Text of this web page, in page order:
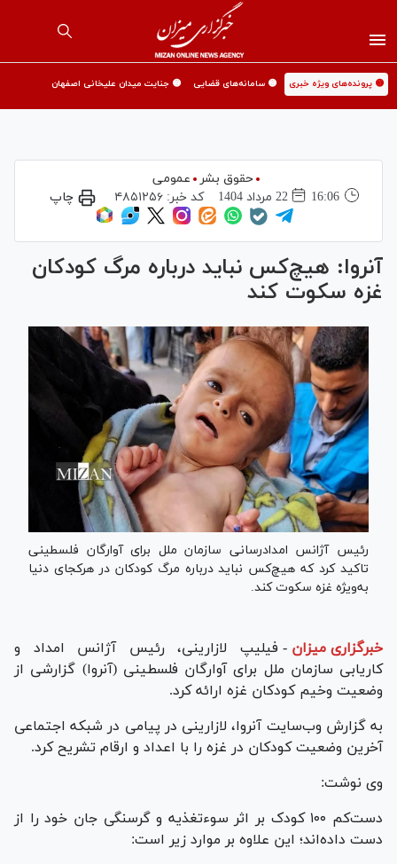
🟡 پرونده‌های ویژه خبری 🟡 سامانه‌های قضایی 🟡 جنایت میدان علیخانی اصفهان
حقوق بشر
عمومی
16:06
22 مرداد 1404 کد خبر:۴۸۵۱۲۵۶ چاپ
آنروا: هیچ‌کس نباید درباره مرگ کودکان
غزه سکوت کند
رئیس آژانس امدادرسانی سازمان ملل برای آوارگان فلسطینی
تاکید کرد که هیچ‌کس نباید درباره مرگ کودکان در هرکجای دنیا
به‌ویژه غزه سکوت کند.
خبرگزاری میزان - فیلیپ لازارینی، رئیس آژانس امداد و
کاریابی سازمان ملل برای آوارگان فلسطینی (آنروا) گزارشی از
وضعیت وخیم کودکان غزه ارائه کرد.
به گزارش وب‌سایت آنروا، لازارینی در پیامی در شبکه اجتماعی
آخرین وضعیت کودکان در غزه را با اعداد و ارقام تشریح کرد.
وی نوشت:
دست‌کم ۱۰۰ کودک بر اثر سوءتغذیه و گرسنگی جان خود را از
دست داده‌اند؛ این علاوه بر موارد زیر است: